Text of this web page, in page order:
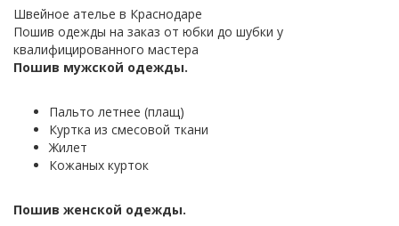
Швейное ателье в Краснодаре
Пошив одежды на заказ от юбки до шубки у
квалифицированного мастера
Пошив мужской одежды.
Пальто летнее (плащ)
Куртка из смесовой ткани
Жилет
Кожаных курток
Пошив женской одежды.